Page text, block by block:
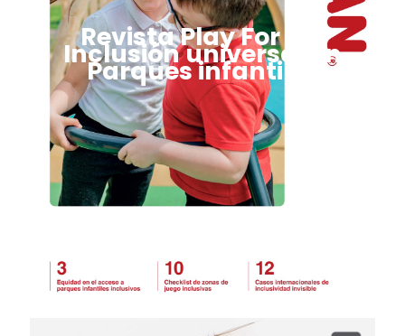
Revista Play For All:
Inclusión universal en
Parques infantiles